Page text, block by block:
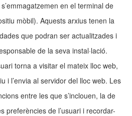
en el terminal de
mòbil). Aquests arxius tenen la
que podran ser actualitzades i
de la seva instal·lació.
torna a visitar el mateix lloc web,
i l’envia al servidor del lloc web. Les
entre les que s’inclouen, la de
preferències de l’usuari i recordar-